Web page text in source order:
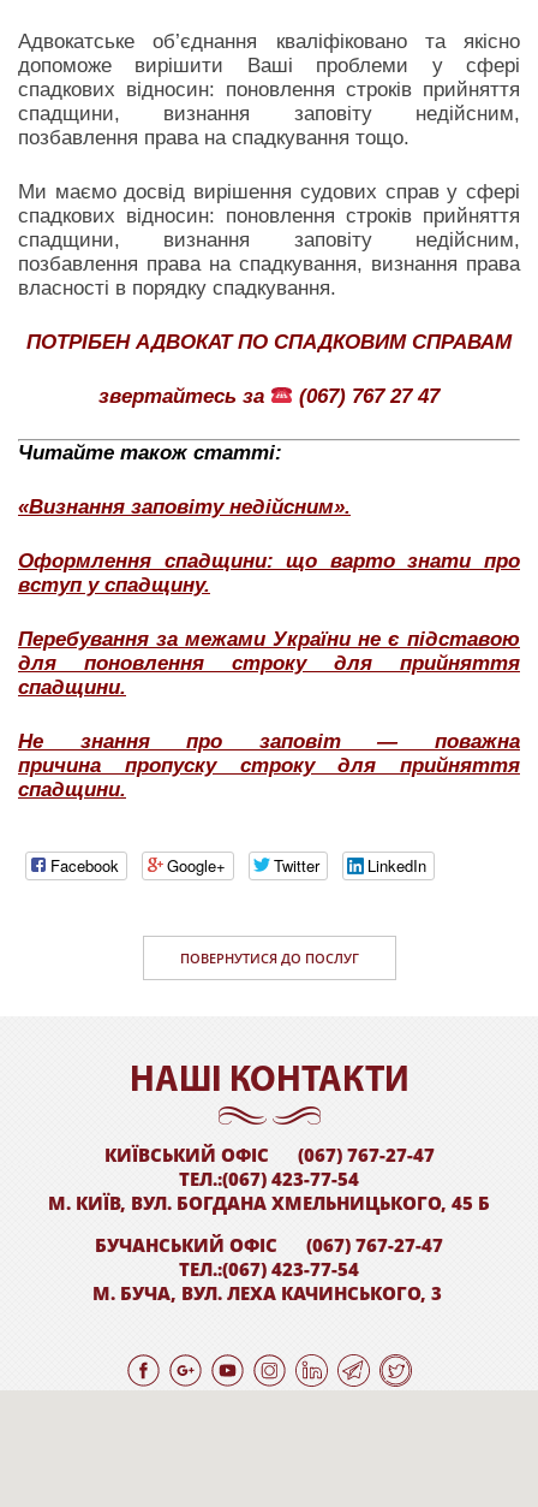
Адвокатське об’єднання кваліфіковано та якісно
допоможе вирішити Ваші проблеми у сфері
спадкових відносин: поновлення строків прийняття
спадщини, визнання заповіту недійсним,
позбавлення права на спадкування тощо.
Ми маємо досвід вирішення судових справ у сфері
спадкових відносин: поновлення строків прийняття
спадщини, визнання заповіту недійсним,
позбавлення права на спадкування, визнання права
власності в порядку спадкування.
ПОТРІБЕН АДВОКАТ ПО СПАДКОВИМ СПРАВАМ
звертайтесь за (067) 767 27 47
Читайте також статті:
«Визнання заповіту недійсним».
Оформлення спадщини: що варто знати про
вступ у спадщину.
Перебування за межами України не є підставою
для поновлення строку для прийняття
спадщини.
Не знання про заповіт — поважна
причина пропуску строку для прийняття
спадщини.
Facebook Google+ Twitter LinkedIn
ПОВЕРНУТИСЯ ДО ПОСЛУГ
НАШI КОНТАКТИ
КИЇВСЬКИЙ ОФІС
(067) 767-27-47
ТЕЛ.:(067) 423-77-54
М. КИЇВ, ВУЛ. БОГДАНА ХМЕЛЬНИЦЬКОГО, 45 Б
БУЧАНСЬКИЙ ОФІС
(067) 767-27-47
ТЕЛ.:(067) 423-77-54
М. БУЧА, ВУЛ. ЛЕХА КАЧИНСЬКОГО, 3